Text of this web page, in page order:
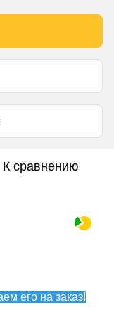
К сравнению
его на заказ!